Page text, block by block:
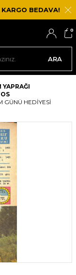
KARGO BEDAVA!
ARA
0
GÜNÜ HEDIYESI